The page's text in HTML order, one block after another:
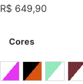
R$ 649,90
Cores
Branco/Rosa/Azul
Coral/Vd